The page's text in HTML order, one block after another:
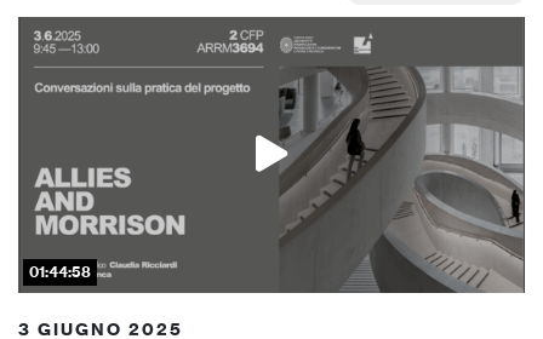
01:44:58
3 GIUGNO 2025